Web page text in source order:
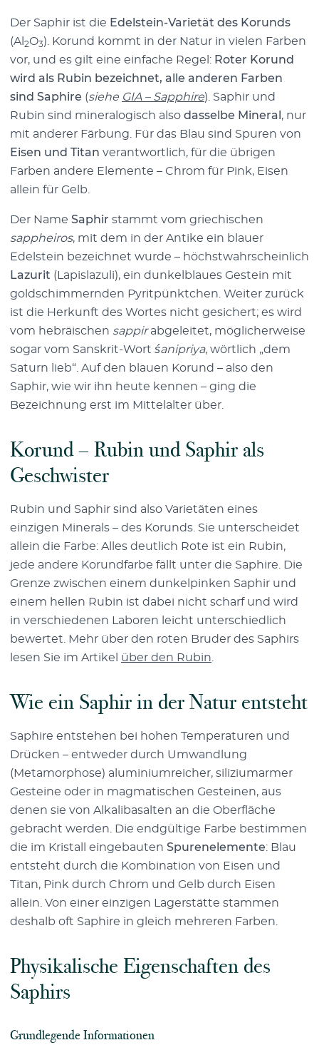
Der Saphir ist die Edelstein-Varietät des Korunds
(Al 2O3). Korund kommt in der Natur in vielen Farben
vor, und es gilt eine einfache Regel: Roter Korund
wird als Rubin bezeichnet, alle anderen Farben
sind Saphire (siehe GIA – Sapphire). Saphir und
Rubin sind mineralogisch also dasselbe Mineral , nur
mit anderer Färbung. Für das Blau sind Spuren von
Eisen und Titan verantwortlich, für die übrigen
Farben andere Elemente – Chrom für Pink, Eisen
allein für Gelb.
Der Name Saphir stammt vom griechischen
sappheiros, mit dem in der Antike ein blauer
Edelstein bezeichnet wurde – höchstwahrscheinlich
Lazurit (Lapislazuli), ein dunkelblaues Gestein mit
goldschimmernden Pyritpünktchen. Weiter zurück
ist die Herkunft des Wortes nicht gesichert; es wird
vom hebräischen sappirabgeleitet, möglicherweise
sogar vom Sanskrit-Wort śanipriya, wörtlich „dem
Saturn lieb“. Auf den blauen Korund – also den
Saphir, wie wir ihn heute kennen – ging die
Bezeichnung erst im Mittelalter über.
Korund – Rubin und Saphir als
Geschwister
Rubin und Saphir sind also Varietäten eines
einzigen Minerals – des Korunds. Sie unterscheidet
allein die Farbe: Alles deutlich Rote ist ein Rubin,
jede andere Korundfarbe fällt unter die Saphire. Die
Grenze zwischen einem dunkelpinken Saphir und
einem hellen Rubin ist dabei nicht scharf und wird
in verschiedenen Laboren leicht unterschiedlich
bewertet. Mehr über den roten Bruder des Saphirs
lesen Sie im Artikel über den Rubin
Wie ein Saphir in der Natur entsteht
Saphire entstehen bei hohen Temperaturen und
Drücken – entweder durch Umwandlung
(Metamorphose) aluminiumreicher, siliziumarmer
Gesteine oder in magmatischen Gesteinen, aus
denen sie von Alkalibasalten an die Oberfläche
gebracht werden. Die endgültige Farbe bestimmen
die im Kristall eingebauten Spurenelemente: Blau
entsteht durch die Kombination von Eisen und
Titan, Pink durch Chrom und Gelb durch Eisen
allein. Von einer einzigen Lagerstätte stammen
deshalb oft Saphire in gleich mehreren Farben.
Physikalische Eigenschaften des
Saphirs
Grundlegende Informationen